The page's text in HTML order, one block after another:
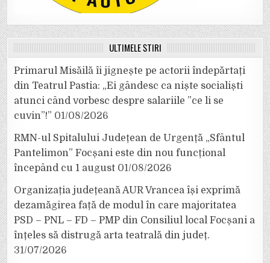
ULTIMELE ȘTIRI
Primarul Misăilă îi jignește pe actorii îndepărtați
din Teatrul Pastia: „Ei gândesc ca niște socialiști
atunci când vorbesc despre salariile ”ce li se
cuvin”!” 01/08/2026
RMN-ul Spitalului Județean de Urgență „Sfântul
Pantelimon” Focșani este din nou funcțional
începând cu 1 august 01/08/2026
Organizația județeană AUR Vrancea își exprimă
dezamăgirea față de modul în care majoritatea
PSD – PNL – FD – PMP din Consiliul local Focșani a
înțeles să distrugă arta teatrală din județ.
31/07/2026